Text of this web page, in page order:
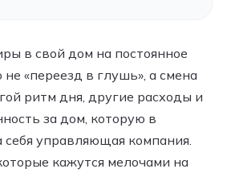
в свой дом на постоянное
«переезд в глушь», а смена
ритм дня, другие расходы и
за дом, которую в
себя управляющая компания.
кажутся мелочами на